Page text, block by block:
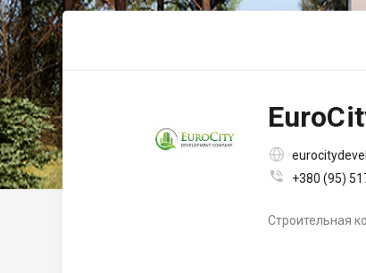

 +380 (95)
Строительная